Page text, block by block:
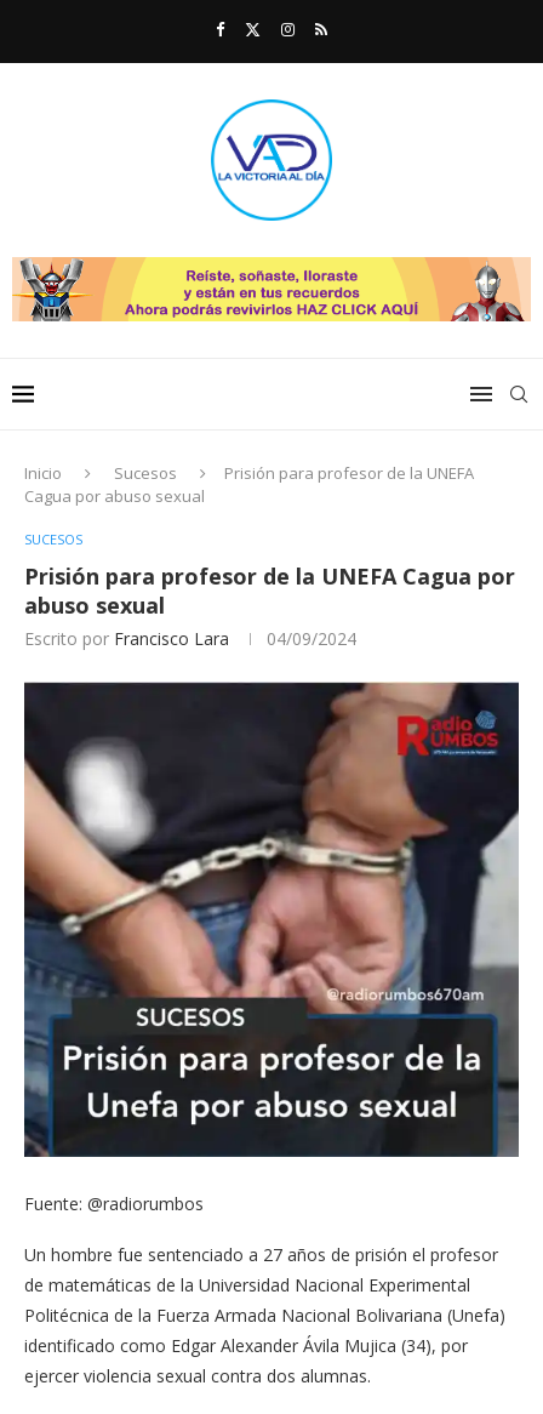
Inicio Sucesos
Prisión para profesor de la UNEFA
Cagua por abuso sexual
SUCESOS
Prisión para profesor de la UNEFA Cagua por
abuso sexual
Escrito por Francisco Lara 04/09/2024
Fuente: @radiorumbos
Un hombre fue sentenciado a 27 años de prisión el profesor
de matemáticas de la Universidad Nacional Experimental
Politécnica de la Fuerza Armada Nacional Bolivariana (Unefa)
identificado como Edgar Alexander Ávila Mujica (34), por
ejercer violencia sexual contra dos alumnas.